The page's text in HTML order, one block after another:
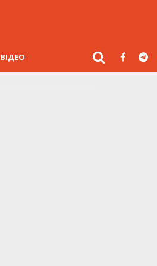
ВІДЕО